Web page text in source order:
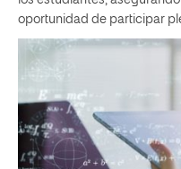
oportunidad de participar